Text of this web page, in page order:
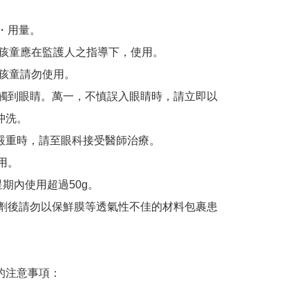
用量。
童應在監護人之指導下，使用。
童請勿使用。
到眼睛。萬一，不慎誤入眼睛時，請立即以
。
重時，請至眼科接受醫師治療。
。
內使用超過50g。
後請勿以保鮮膜等透氣性不佳的材料包裹患
意事項：